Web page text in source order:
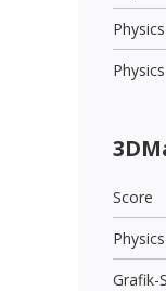
Score
Grafik-